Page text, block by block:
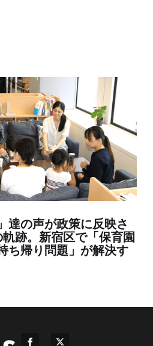
達の声が政策に反映さ
跡。新宿区で「保育園
ち帰り問題」が解決す